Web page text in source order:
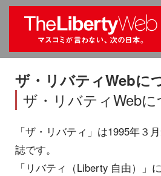
ザ・リバティWebに
ザ・リバティWebに
「ザ・リバティ」は1995年３
誌です。
「リバティ（Liberty 自由）」